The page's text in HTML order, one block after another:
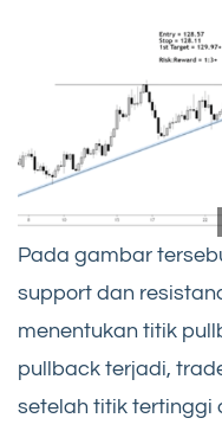
Pada gambar
support dan
menentukan titik
pullback terjadi,
setelah titik tertinggi